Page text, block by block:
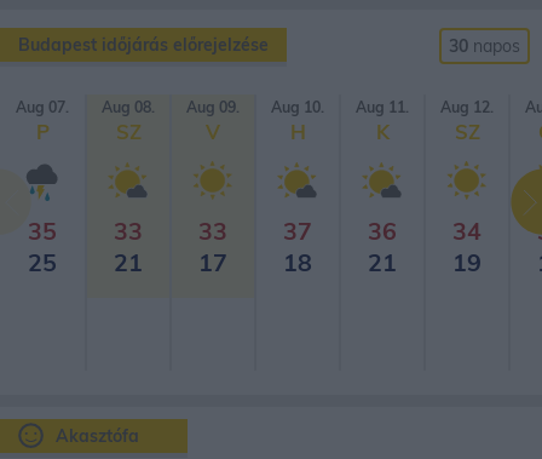
Budapest időjárás előrejelzése 30 napos
Aug 07.
P
35
25
Aug 08.
SZ
33
21
Aug 09.
V
33
17
Aug 10.
H
37
18
Aug 11.
K
36
21
Aug 12.
SZ
34
19
Akasztófa